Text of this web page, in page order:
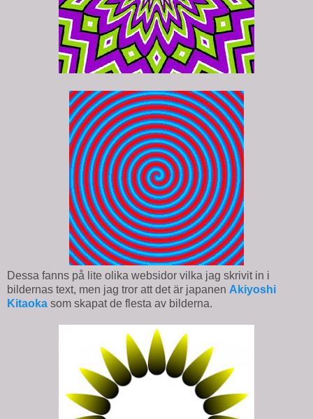
Dessa fanns på lite olika websidor vilka jag skrivit in i
bildernas text, men jag tror att det är japanen Akiyoshi
Kitaoka som skapat de flesta av bilderna.